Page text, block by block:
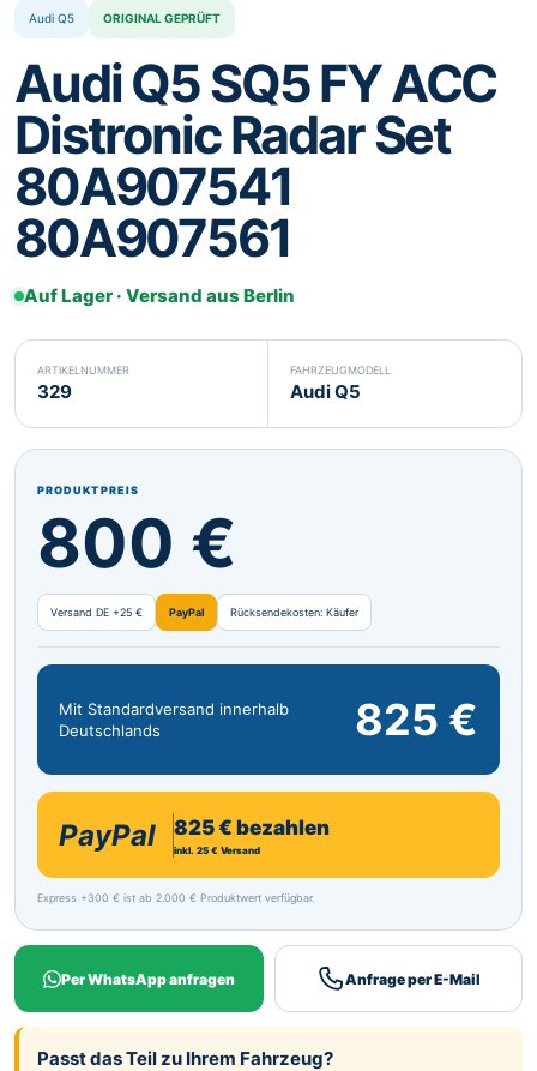
Slovenčina
Hrvatski HR Magyar HU
Română RO Български
Ελληνικά EL
Svenska SV
Audi Q5 ORIGINAL GEPRÜFT
Audi Q5 SQ5 FY ACC
Distronic Radar Set
80A907541
80A907561
Auf Lager · Versand aus Berlin
ARTIKELNUMMER
329
FAHRZEUGMODELL
Audi Q5
PRODUKTPREIS
800 €
Versand DE +25 € PayPal Rücksendekosten: Käufer
Mit Standardversand innerhalb
Deutschlands
825 €
PayPal 825 € bezahlen
inkl. 25 € Versand
Express +300 € ist ab 2.000 € Produktwert verfügbar.
Per WhatsApp anfragen Anfrage per E-Mail
Passt das Teil zu Ihrem Fahrzeug?